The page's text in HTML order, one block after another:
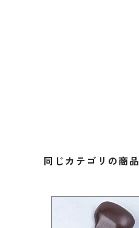
同じカテゴリの商品